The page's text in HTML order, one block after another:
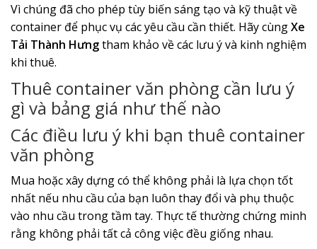
Vì chúng đã cho phép tùy biến sáng tạo và kỹ thuật về
container để phục vụ các yêu cầu cần thiết. Hãy cùngXe
Tải Thành Hưngtham khảo về các lưu ý và kinh nghiệm
khi thuê.
Thuê container văn phòng cần lưu ý
gì và bảng giá như thế nào
Các điều lưu ý khi bạn thuê container
văn phòng
Mua hoặc xây dựng có thể không phải là lựa chọn tốt
nhất nếu nhu cầu của bạn luôn thay đổi và phụ thuộc
vào nhu cầu trong tầm tay. Thực tế thường chứng minh
rằng không phải tất cả công việc đều giống nhau.